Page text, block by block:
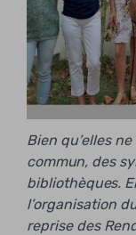
Bien qu’elles
commun, des
bibliothèques.
l’organisation
reprise des